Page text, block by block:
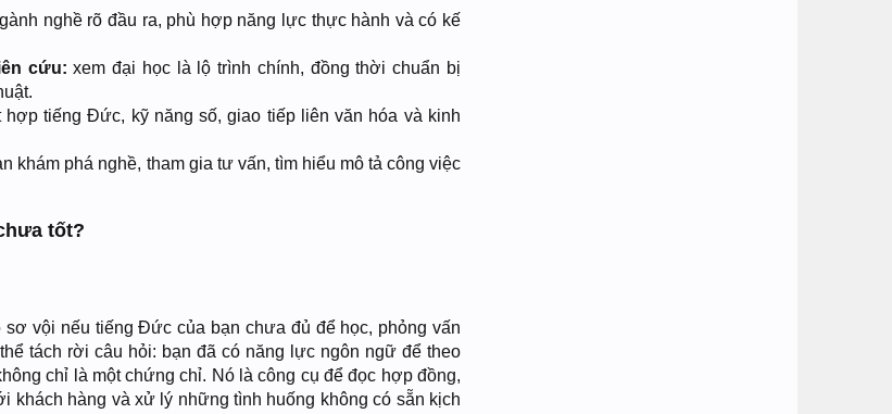
nghề rõ đầu ra, phù hợp năng lực thực hành và có kế
cứu: xem đại học là lộ trình chính, đồng thời chuẩn bị
hợp tiếng Đức, kỹ năng số, giao tiếp liên văn hóa và kinh
khám phá nghề, tham gia tư vấn, tìm hiểu mô tả công việc
tốt?
vội nếu tiếng Đức của bạn chưa đủ để học, phỏng vấn
tách rời câu hỏi: bạn đã có năng lực ngôn ngữ để theo
chỉ là một chứng chỉ. Nó là công cụ để đọc hợp đồng,
khách hàng và xử lý những tình huống không có sẵn kịch